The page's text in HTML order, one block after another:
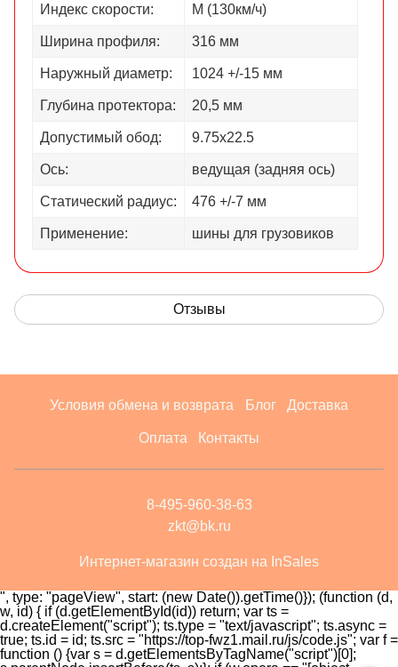
Индекс скорости: M (130км/ч)
Ширина профиля: 316 мм
Наружный диаметр: 1024 +/-15 мм
Глубина протектора: 20,5 мм
Допустимый обод: 9.75х22.5
Ось: ведущая (задняя ось)
Статический радиус: 476 +/-7 мм
Применение: шины для грузовиков
Отзывы
Условия обмена и возврата Блог Доставка
Оплата Контакты
8-495-960-38-63
zkt@bk.ru
Интернет-магазин создан на InSales
", type: "pageView", start: (new Date()).getTime()}); (function (d,
w, id) { if (d.getElementById(id)) return; var ts =
d.createElement("script"); ts.type = "text/javascript"; ts.async =
true; ts.id = id; ts.src = "https://top-fwz1.mail.ru/js/code.js"; var f =
function () {var s = d.getElementsByTagName("script")[0];